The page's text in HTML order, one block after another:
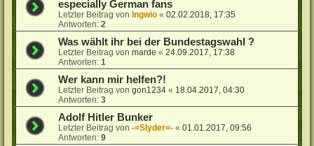
especially German fans
Letzter Beitrag vonIngwio «02.02.2018, 17:35
Antworten:2
Was wählt ihr bei der Bundestagswahl ?
Letzter Beitrag vonmarde «24.09.2017, 17:38
Antworten:1
Wer kann mir helfen?!
Letzter Beitrag vongon1234 « 18.04.2017, 04:30
Antworten:3
Adolf Hitler Bunker
Letzter Beitrag von-=Slyder=- «01.01.2017, 09:56
Antworten:9